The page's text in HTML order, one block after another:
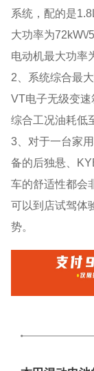
系统，配的是
大功率为72kW\/
电动机最大功率
2、系统综合最
VT电子无级变
综合工况油耗低
3、对于一台家
备的后独悬、
车的舒适性都会
可以到店试驾体
势。